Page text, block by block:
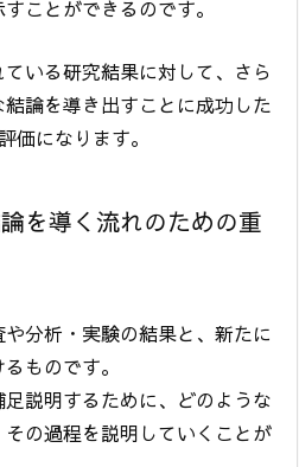
ことができるのです。
いる研究結果に対して、さら
論を導き出すことに成功した
価になります。
を導く流れのための重
分析・実験の結果と、新たに
ものです。
説明するために、どのような
の過程を説明していくことが